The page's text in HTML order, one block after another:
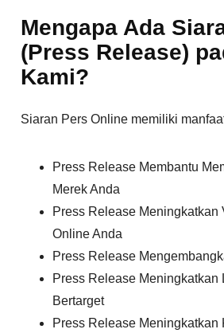
Mengapa Ada
(Press Release)
Kami?
Siaran Pers Online memiliki
Press Release Membantu
Merek Anda
Press Release
Online Anda
Press Release
Press Release Meningkatkan
Bertarget
Press Release